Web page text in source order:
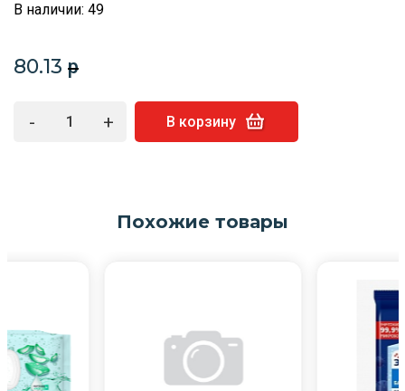
В наличии: 49
80.13 p
- + В корзину
Похожие товары